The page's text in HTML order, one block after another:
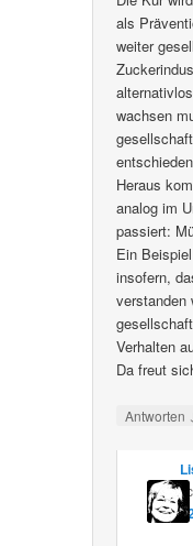
als
weiter
wachsen
Heraus
analog im
passiert:
Ein
insofern,
verstanden
Verhalten
Da freut
Antworten